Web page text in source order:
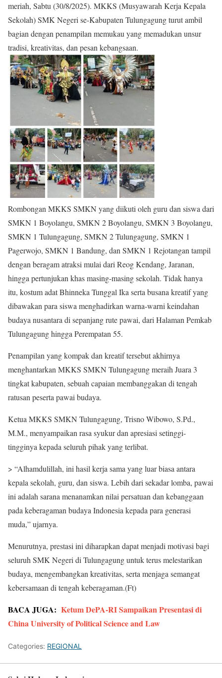
meriah, Sabtu (30/8/2025). MKKS (Musyawarah Kerja Kepala
Sekolah) SMK Negeri se-Kabupaten Tulungagung turut ambil
bagian dengan penampilan memukau yang memadukan unsur
tradisi, kreativitas, dan pesan kebangsaan.
Rombongan MKKS SMKN yang diikuti oleh guru dan siswa dari
SMKN 1 Boyolangu, SMKN 2 Boyolangu, SMKN 3 Boyolangu,
SMKN 1 Tulungagung, SMKN 2 Tulungagung, SMKN 1
Pagerwojo, SMKN 1 Bandung, dan SMKN 1 Rejotangan tampil
dengan beragam atraksi mulai dari Reog Kendang, Jaranan,
hingga pertunjukan khas masing-masing sekolah. Tidak hanya
itu, kostum adat Bhinneka Tunggal Ika serta busana kreatif yang
dibawakan para siswa menghadirkan warna-warni keindahan
budaya nusantara di sepanjang rute pawai, dari Halaman Pemkab
Tulungagung hingga Perempatan 55.
Penampilan yang kompak dan kreatif tersebut akhirnya
menghantarkan MKKS SMKN Tulungagung meraih Juara 3
tingkat kabupaten, sebuah capaian membanggakan di tengah
ratusan peserta pawai budaya.
Ketua MKKS SMKN Tulungagung, Trisno Wibowo, S.Pd.,
M.M., menyampaikan rasa syukur dan apresiasi setinggi-
tingginya kepada seluruh pihak yang terlibat.
> “Alhamdulillah, ini hasil kerja sama yang luar biasa antara
kepala sekolah, guru, dan siswa. Lebih dari sekadar lomba, pawai
ini adalah sarana menanamkan nilai persatuan dan kebanggaan
pada keberagaman budaya Indonesia kepada para generasi
muda,” ujarnya.
Menurutnya, prestasi ini diharapkan dapat menjadi motivasi bagi
seluruh SMK Negeri di Tulungagung untuk terus melestarikan
budaya, mengembangkan kreativitas, serta menjaga semangat
kebersamaan di tengah keberagaman.(Ft)
BACA JUGA: Ketum DePA-RI Sampaikan Presentasi di
China University of Political Science and Law
Categories: REGIONAL